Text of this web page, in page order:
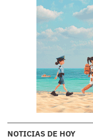
NOTICIAS DE HOY